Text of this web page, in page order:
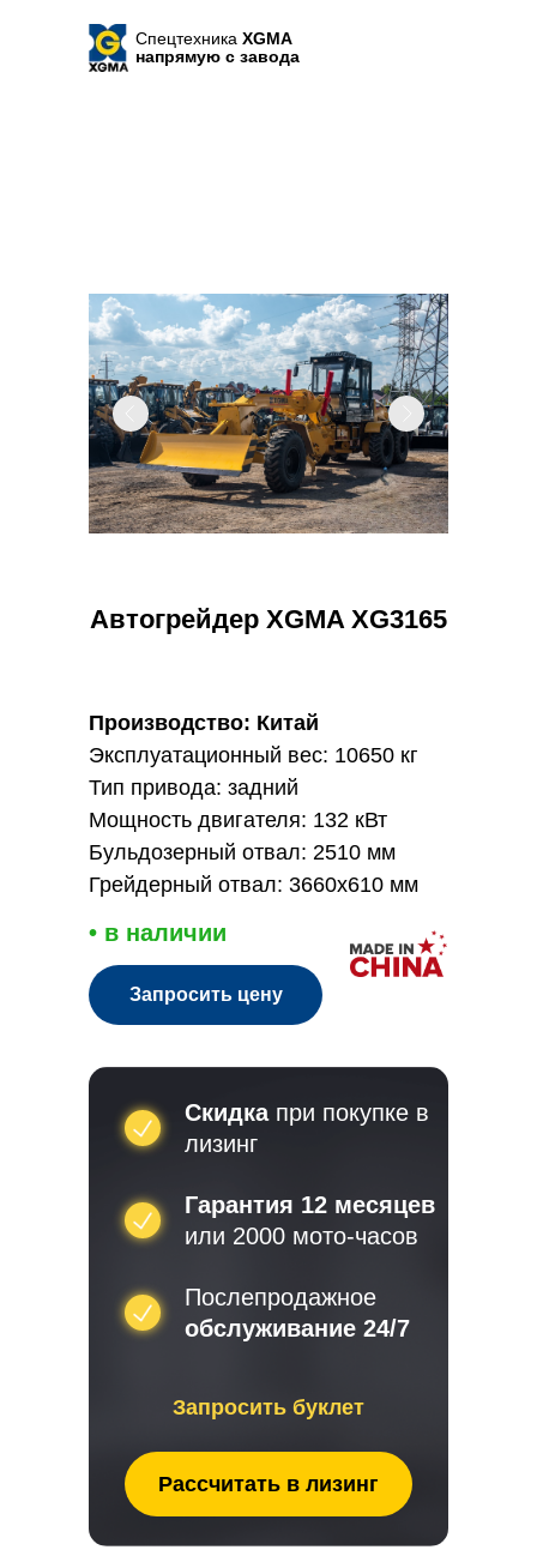
Спецтехника XGMA
напрямую с завода
Автогрейдер XGMA XG3165
Производство: Китай
Эксплуатационный вес: 10650 кг
Тип привода: задний
Мощность двигателя: 132 кВт
Бульдозерный отвал: 2510 мм
Грейдерный отвал: 3660х610 мм
• в наличии
Запросить цену
Скидка при покупке в
лизинг
Гарантия 12 месяцев
или 2000 мото-часов
Послепродажное
обслуживание 24/7
Запросить буклет
Скидка при покупке в
лизинг
Гарантия 12 месяцев
или 2000 мото-часов
Послепродажное
обслуживание 24/7
Запросить буклет
Рассчитать в лизинг